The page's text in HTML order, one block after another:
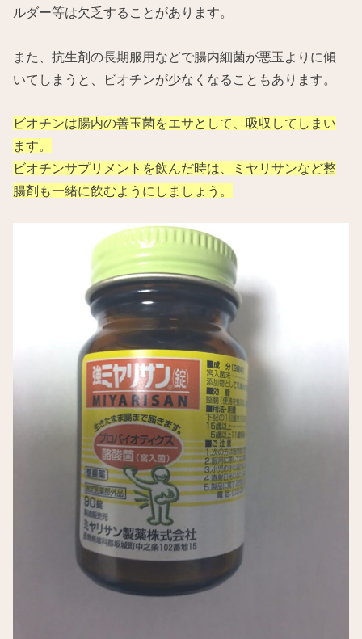
ルダー等は欠乏することがあります。
また、抗生剤の長期服用などで腸内細菌が悪玉よりに傾
いてしまうと、ビオチンが少なくなることもあります。
ビオチンは腸内の善玉菌をエサとして、吸収してしまい
ます。
ビオチンサプリメントを飲んだ時は、ミヤリサンなど整
腸剤も一緒に飲むようにしましょう。